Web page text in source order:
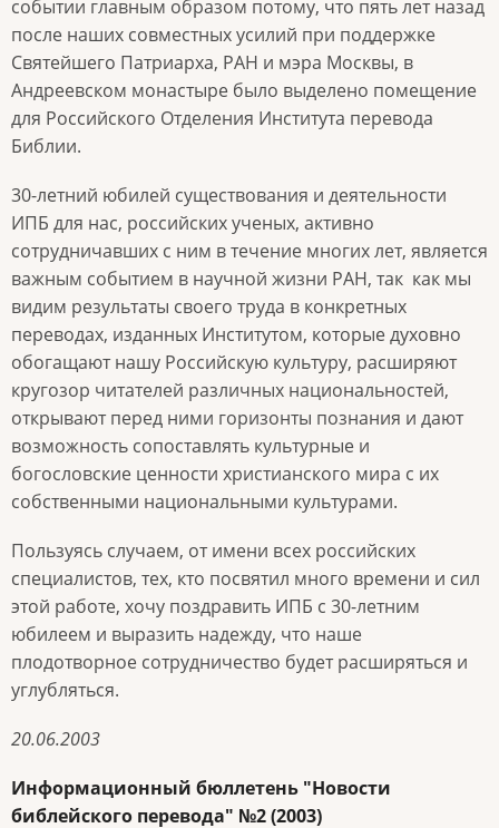
событии главным образом потому, что пять лет назад
после наших совместных усилий при поддержке
Святейшего Патриарха, РАН и мэра Москвы, в
Андреевском монастыре было выделено помещение
для Российского Отделения Института перевода
Библии.
30-летний юбилей существования и деятельности
ИПБ для нас, российских ученых, активно
сотрудничавших с ним в течение многих лет, является
важным событием в научной жизни РАН, так как мы
видим результаты своего труда в конкретных
переводах, изданных Институтом, которые духовно
обогащают нашу Российскую культуру, расширяют
кругозор читателей различных национальностей,
открывают перед ними горизонты познания и дают
возможность сопоставлять культурные и
богословские ценности христианского мира с их
собственными национальными культурами.
Пользуясь случаем, от имени всех российских
специалистов, тех, кто посвятил много времени и сил
этой работе, хочу поздравить ИПБ с 30-летним
юбилеем и выразить надежду, что наше
плодотворное сотрудничество будет расширяться и
углубляться.
20.06.2003
Информационный бюллетень "Новости
библейского перевода" №2 (2003)